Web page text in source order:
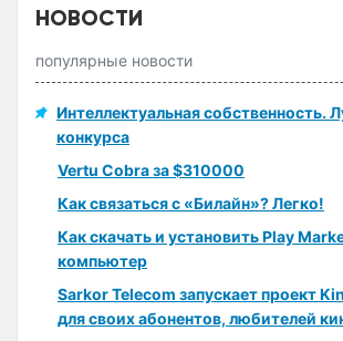
НОВОСТИ
популярные новости
Интеллектуальная собственность.
конкурса
Vertu Cobra за $310000
Как связаться с «Билайн»? Легко!
Как скачать и установить Play
компьютер
Sarkor Telecom запускает проект
для своих абонентов, любителей